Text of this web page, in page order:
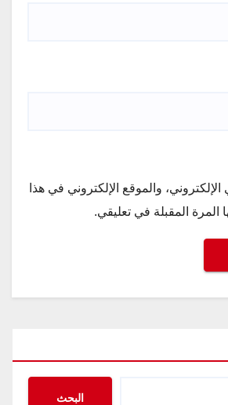
والموقع الإلكتروني في هذا
المرة المقبلة في تعليقي.
البحث